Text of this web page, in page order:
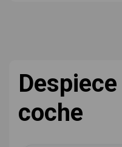
coche